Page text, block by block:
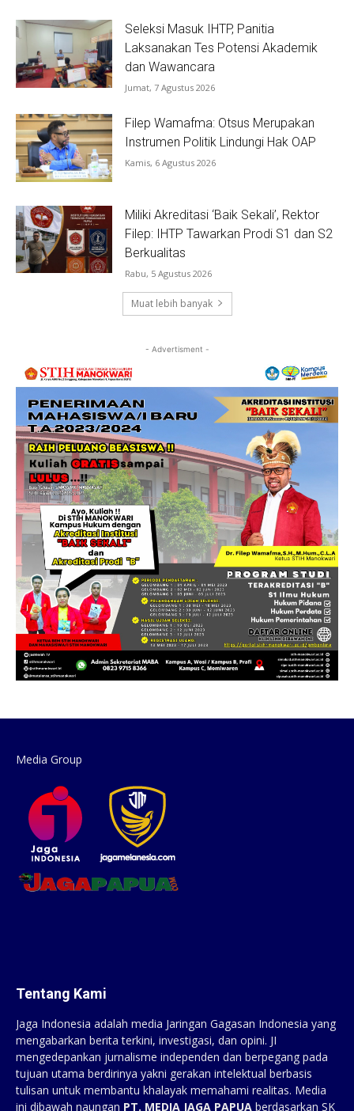
Seleksi Masuk IHTP, Panitia
Laksanakan Tes Potensi Akademik
dan Wawancara
Jumat, 7 Agustus 2026
Filep Wamafma: Otsus Merupakan
Instrumen Politik Lindungi Hak OAP
Kamis, 6 Agustus 2026
Miliki Akreditasi ‘Baik Sekali’, Rektor
Filep: IHTP Tawarkan Prodi S1 dan S2
Berkualitas
Rabu, 5 Agustus 2026
Muat lebih banyak
- Advertisment -
Media Group
Tentang Kami
Jaga Indonesia adalah media Jaringan Gagasan Indonesia yang
mengabarkan berita terkini, investigasi, dan opini. JI
mengedepankan jurnalisme independen dan berpegang pada
tujuan utama berdirinya yakni gerakan intelektual berbasis
tulisan untuk membantu khalayak memahami realitas. Media
ini dibawah naungan PT. MEDIA JAGA PAPUA berdasarkan SK